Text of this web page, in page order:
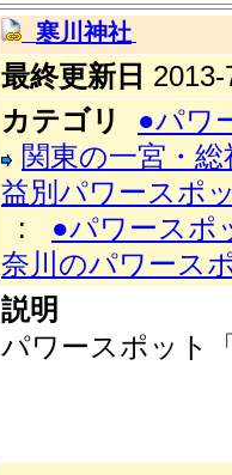
寒川神社
最終更新日
カテゴリ
●パワ
関東の一宮・総
益別パワースポ
: ●パワースポ
奈川のパワース
説明
パワースポット